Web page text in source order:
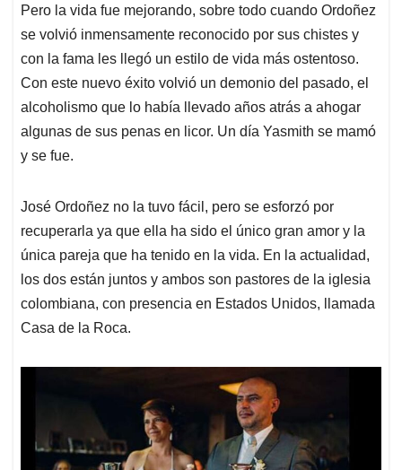
Pero la vida fue mejorando, sobre todo cuando Ordoñez
se volvió inmensamente reconocido por sus chistes y
con la fama les llegó un estilo de vida más ostentoso.
Con este nuevo éxito volvió un demonio del pasado, el
alcoholismo que lo había llevado años atrás a ahogar
algunas de sus penas en licor. Un día Yasmith se mamó
y se fue.
José Ordoñez no la tuvo fácil, pero se esforzó por
recuperarla ya que ella ha sido el único gran amor y la
única pareja que ha tenido en la vida. En la actualidad,
los dos están juntos y ambos son pastores de la iglesia
colombiana, con presencia en Estados Unidos, llamada
Casa de la Roca.